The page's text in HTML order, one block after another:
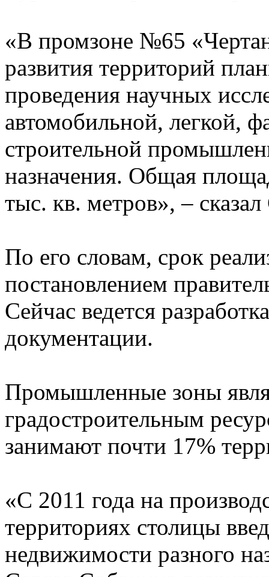
«В промзоне №65
развития территорий
проведения научных
автомобильной, легкой,
строительной
назначения. Общая
тыс. кв. метров», –
По его словам, срок
постановлением
Сейчас ведется
документации.
Промышленные зоны
градостроительным
занимают почти 17%
«С 2011 года на
территориях столицы
недвижимости разного